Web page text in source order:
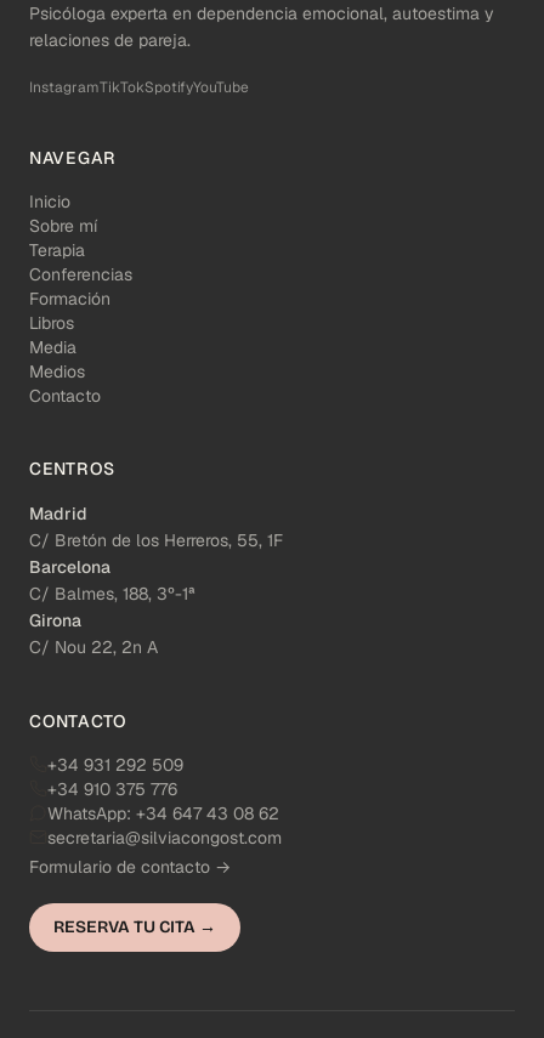
Psicóloga experta en dependencia emocional, autoestima y
relaciones de pareja.
InstagramTikTokSpotifyYouTube
NAVEGAR
Inicio
Sobre mí
Terapia
Conferencias
Formación
Libros
Media
Medios
Contacto
CENTROS
Madrid
C/ Bretón de los Herreros, 55, 1F
Barcelona
C/ Balmes, 188, 3º-1ª
Girona
C/ Nou 22, 2n A
CONTACTO
+34 931 292 509
+34 910 375 776
WhatsApp: +34 647 43 08 62
secretaria@silviacongost.com
Formulario de contacto →
RESERVA TU CITA →